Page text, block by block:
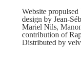
Website
design by Jean-
Mariel Nils,
contribution of
Distributed by